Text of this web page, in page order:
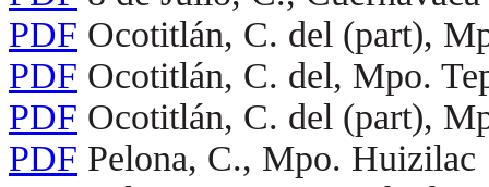
PDF Ocotitlán, C. del (part),
PDF Ocotitlán, C. del, Mpo.
PDF Ocotitlán, C. del (part),
PDF Pelona, C., Mpo. Huizilac